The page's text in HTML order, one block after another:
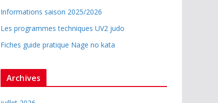
Informations saison 2025/2026
Les programmes techniques UV2 judo
Fiches guide pratique Nage no kata
Archives